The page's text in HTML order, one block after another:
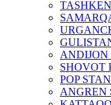
SHOVOT
POP
ANGREN